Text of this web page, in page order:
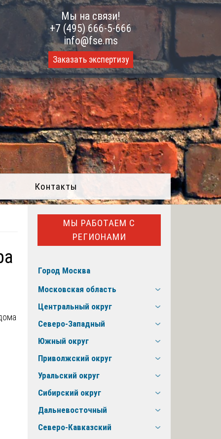
Мы на связи!
+7 (495) 666-5-666
info@fse.ms
Заказать экспертизу
Контакты
МЫ РАБОТАЕМ С
РЕГИОНАМИ
Город Москва
Московская область
Центральный округ
Северо-Западный
Южный округ
Приволжский округ
Уральский округ
Сибирский округ
Дальневосточный
Северо-Кавказский